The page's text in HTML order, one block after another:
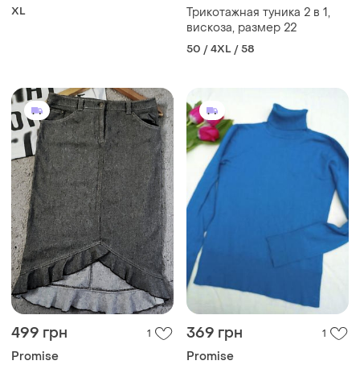
XL
Трикотажная туника 2 в 1,
вискоза, размер 22
50 / 4XL / 58
499 грн 1
Promise
369 грн 1
Promise